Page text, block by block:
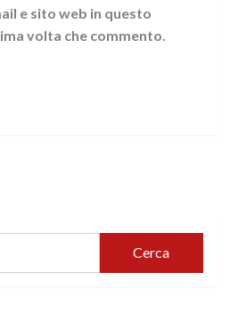
e sito web in questo
volta che commento.
Cerca